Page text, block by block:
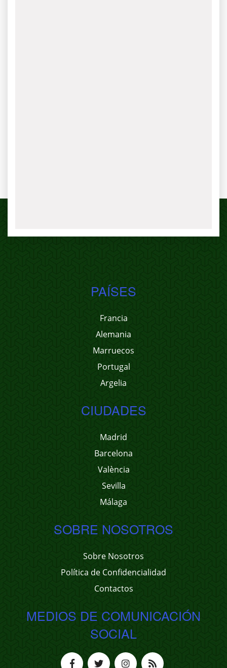
PAÍSES
Francia
Alemania
Marruecos
Portugal
Argelia
CIUDADES
Madrid
Barcelona
València
Sevilla
Málaga
SOBRE NOSOTROS
Sobre Nosotros
Política de Confidencialidad
Contactos
MEDIOS DE COMUNICACIÓN
SOCIAL